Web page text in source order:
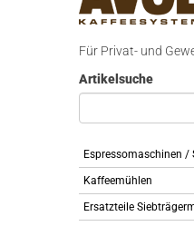
Für Privat- und
Artikelsuche
Espressomaschinen /
Kaffeemühlen
Ersatzteile